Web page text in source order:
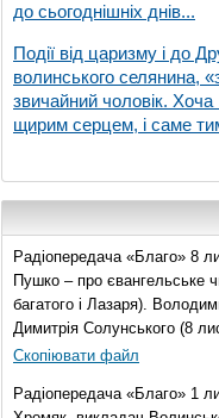
до сьогоднішніх днів...
Події від царизму і до
волинського селянина,
звичайний чоловік. Хоча
щирим серцем, і саме
Радіопередача «Благо» 8
Пушко – про євангельське
багатого і Лазаря).
Димитрія Солунського (8
Скопіювати файл
Радіопередача «Благо» 1